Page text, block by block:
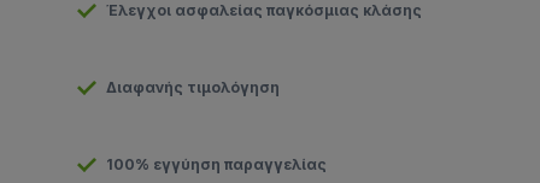
Έλεγχοι ασφαλείας παγκόσμιας κλάσης
Διαφανής τιμολόγηση
100% εγγύηση παραγγελίας